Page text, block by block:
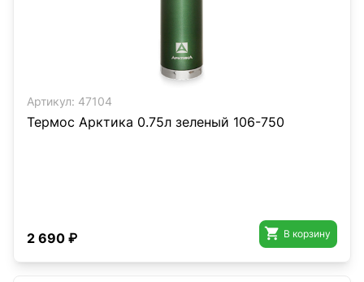
Артикул: 47104
Термос Арктика 0.75л зеленый 106-750
2 690 ₽  В корзину